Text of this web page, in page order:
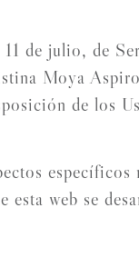
de julio, de
Moya
de los
web se